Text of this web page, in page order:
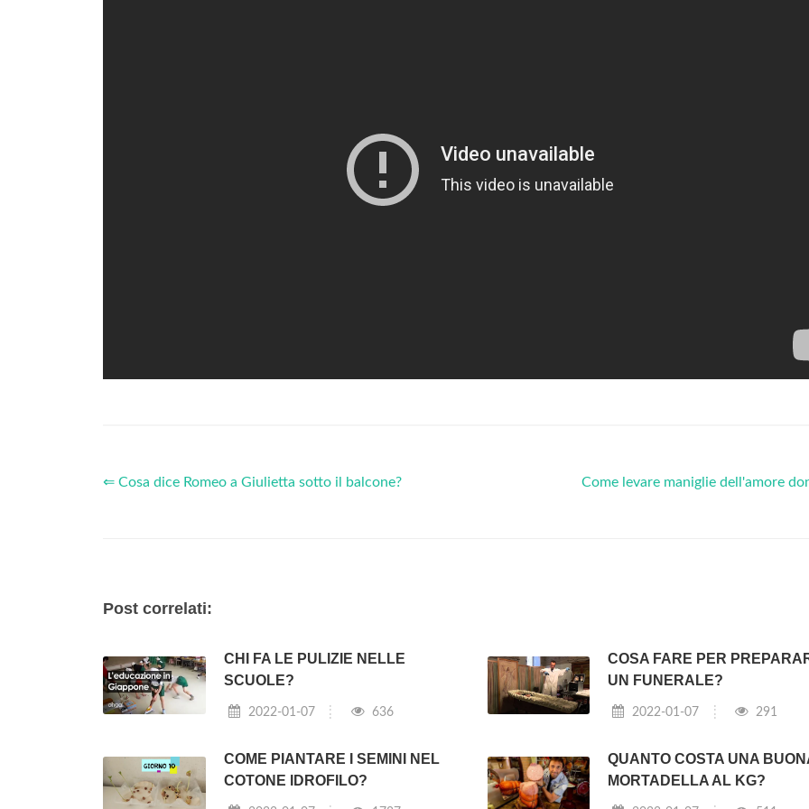
⇐ Cosa dice Romeo a Giulietta sotto il balcone? Come levare maniglie dell'amore
Post correlati:
CHI FA LE PULIZIE NELLE
SCUOLE?
2022-01-07 636
COSA FARE PER
UN FUNERALE?
2022-01-07 291
COME PIANTARE I SEMINI NEL
COTONE IDROFILO?
QUANTO COSTA UNA
MORTADELLA AL KG?